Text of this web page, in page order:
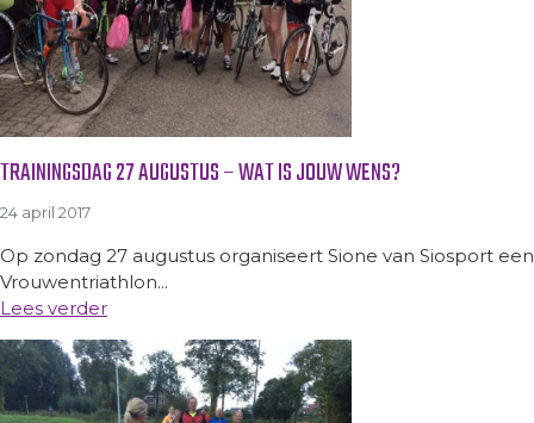
TRAININGSDAG 27 AUGUSTUS – WAT IS JOUW WENS?
24 april 2017
Op zondag 27 augustus organiseert Sione van Siosport
Vrouwentriathlon...
Lees verder